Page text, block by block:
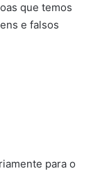
que temos
e falsos
para o